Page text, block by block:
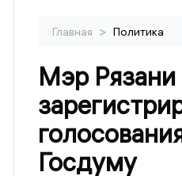
Главная > Политика
Мэр
Госдуму